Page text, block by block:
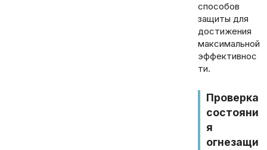
способов
защиты для
достижения
максимальной
эффективнос
ти.
Проверка
состояни
я
огнезащи